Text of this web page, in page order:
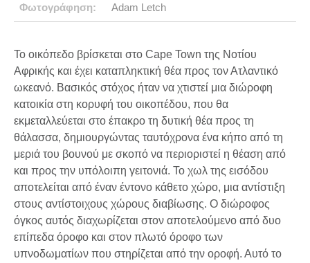
Φωτογράφηση: Adam Letch
Το οικόπεδο βρίσκεται στο Cape Town της Νοτίου
Αφρικής και έχει καταπληκτική θέα προς τον Ατλαντικό
ωκεανό. Βασικός στόχος ήταν να χτιστεί μια διώροφη
κατοικία στη κορυφή του οικοπέδου, που θα
εκμεταλλεύεται στο έπακρο τη δυτική θέα προς τη
θάλασσα, δημιουργώντας ταυτόχρονα ένα κήπο από τη
μεριά του βουνού με σκοπό να περιοριστεί η θέαση από
και προς την υπόλοιπη γειτονιά. Το χωλ της εισόδου
αποτελείται από έναν έντονο κάθετο χώρο, μια αντίστιξη
στους αντίστοιχους χώρους διαβίωσης. Ο διώροφος
όγκος αυτός διαχωρίζεται στον αποτελούμενο από δυο
επίπεδα όροφο και στον πλωτό όροφο των
υπνοδωματίων που στηρίζεται από την οροφή. Αυτό το